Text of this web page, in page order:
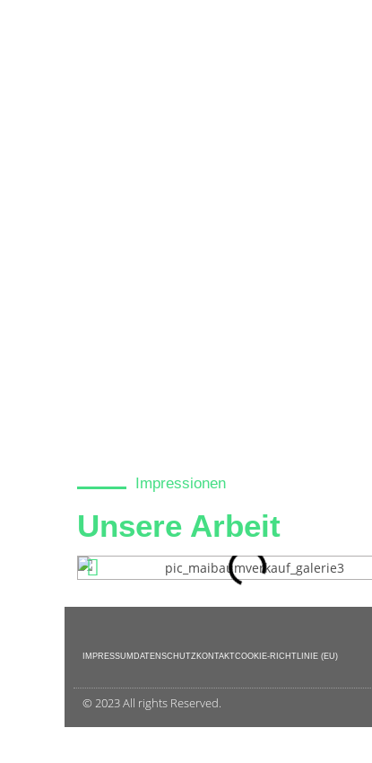
Impressionen
Unsere Arbeit
IMPRESSUM DATENSCHUTZ KONTAKTCOOKIE-RICHTLINIE (EU)
© 2023 All rights Reserved.